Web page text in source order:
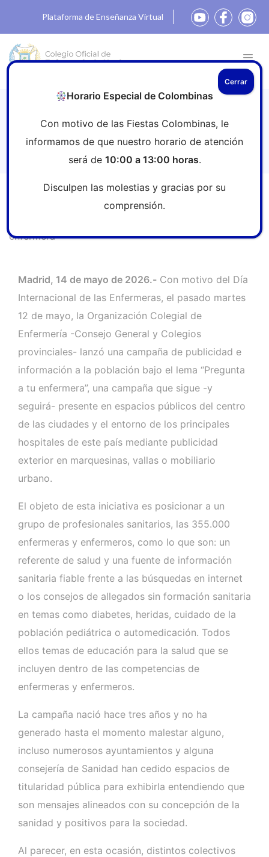
Plataforma de Enseñanza Virtual
médicas por la campaña “Pregunta a tu
enfermera”
Comunicado ante las
enfermera”
Madrid, 14 de mayo de 2026.- Con motivo del Día
Internacional de las Enfermeras, el pasado martes
12 de mayo, la Organización Colegial de
Enfermería -Consejo General y Colegios
provinciales- lanzó una campaña de publicidad e
información a la población bajo el lema “Pregunta
a tu enfermera”, una campaña que sigue -y
seguirá- presente en espacios públicos del centro
de las ciudades y el entorno de los principales
hospitales de este país mediante publicidad
exterior en marquesinas, vallas o mobiliario
urbano.
El objeto de esta iniciativa es posicionar a un
grupo de profesionales sanitarios, las 355.000
enfermeras y enfermeros, como lo que son: un
referente de salud y una fuente de información
sanitaria fiable frente a las búsquedas en internet
o los consejos de allegados sin formación sanitaria
en temas como diabetes, heridas, cuidado de la
población pediátrica o automedicación. Todos
ellos temas de educación para la salud que se
incluyen dentro de las competencias de
enfermeras y enfermeros.
La campaña nació hace tres años y no ha
generado hasta el momento malestar alguno,
incluso numerosos ayuntamientos y alguna
consejería de Sanidad han cedido espacios de
titularidad pública para exhibirla entendiendo que
son mensajes alineados con su concepción de la
sanidad y positivos para la sociedad.
Al parecer, en esta ocasión, distintos colectivos
Horario Especial de Colombinas
Con motivo de las Fiestas Colombinas, le
informamos de que nuestro horario de atención
será de 10:00 a 13:00 horas.
Disculpen las molestias y gracias por su
comprensión.
Cerrar